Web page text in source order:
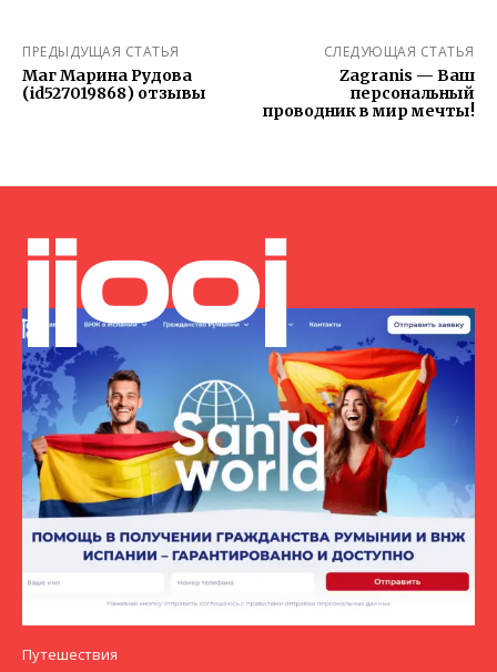
ПРЕДЫДУЩАЯ СТАТЬЯ
Маг Марина Рудова
(id527019868) отзывы
СЛЕДУЮЩАЯ СТАТЬЯ
Zagranis — Ваш
персональный
проводник в мир мечты!
jjooj
Путешествия